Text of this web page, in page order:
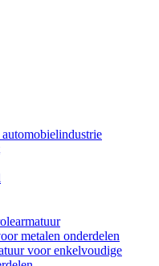
metalen onderdelen
voor enkelvoudige